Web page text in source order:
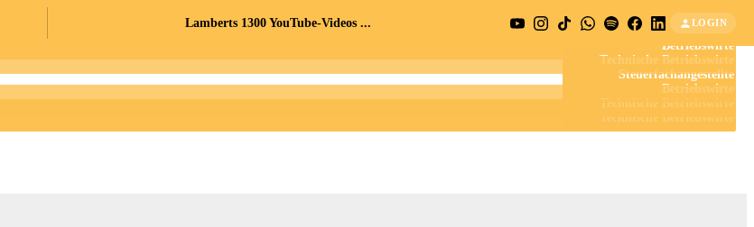
Lamberts 1300 YouTube-Videos ... LOGIN